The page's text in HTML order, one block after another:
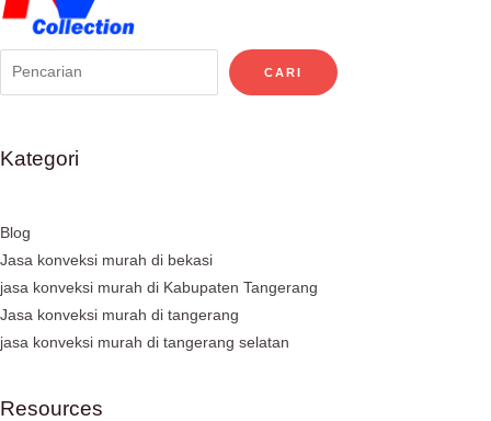
CARI
Kategori
Blog
Jasa konveksi murah di bekasi
jasa konveksi murah di Kabupaten Tangerang
Jasa konveksi murah di tangerang
jasa konveksi murah di tangerang selatan
Resources